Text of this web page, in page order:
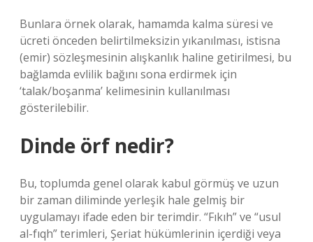
Bunlara örnek olarak, hamamda kalma süresi ve
ücreti önceden belirtilmeksizin yıkanılması, istisna
(emir) sözleşmesinin alışkanlık haline getirilmesi, bu
bağlamda evlilik bağını sona erdirmek için
‘talak/boşanma’ kelimesinin kullanılması
gösterilebilir.
Dinde örf nedir?
Bu, toplumda genel olarak kabul görmüş ve uzun
bir zaman diliminde yerleşik hale gelmiş bir
uygulamayı ifade eden bir terimdir. “Fıkıh” ve “usul
al-fıqh” terimleri, Şeriat hükümlerinin içerdiği veya